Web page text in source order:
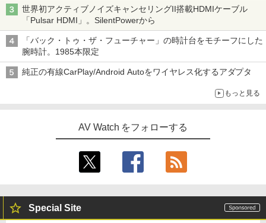
世界初アクティブノイズキャンセリングII搭載HDMIケーブル
「Pulsar HDMI」。SilentPowerから
「バック・トゥ・ザ・フューチャー」の時計台をモチーフにした
腕時計。1985本限定
純正の有線CarPlay/Android Autoをワイヤレス化するアダプタ
もっと見る
AV Watch をフォローする
Special Site